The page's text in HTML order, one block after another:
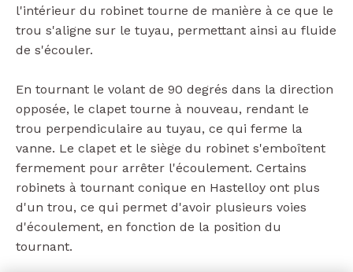
l'intérieur du robinet tourne de manière à ce que le
trou s'aligne sur le tuyau, permettant ainsi au fluide
de s'écouler.
En tournant le volant de 90 degrés dans la direction
opposée, le clapet tourne à nouveau, rendant le
trou perpendiculaire au tuyau, ce qui ferme la
vanne. Le clapet et le siège du robinet s'emboîtent
fermement pour arrêter l'écoulement. Certains
robinets à tournant conique en Hastelloy ont plus
d'un trou, ce qui permet d'avoir plusieurs voies
d'écoulement, en fonction de la position du
tournant.